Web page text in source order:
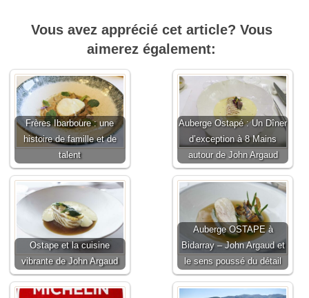
Vous avez apprécié cet article? Vous
aimerez également:
Frères Ibarboure : une
histoire de famille et de
talent
Auberge Ostapé : Un Dîner
d’exception à 8 Mains
autour de John Argaud
Ostape et la cuisine
vibrante de John Argaud
Auberge OSTAPE à
Bidarray – John Argaud et
le sens poussé du détail